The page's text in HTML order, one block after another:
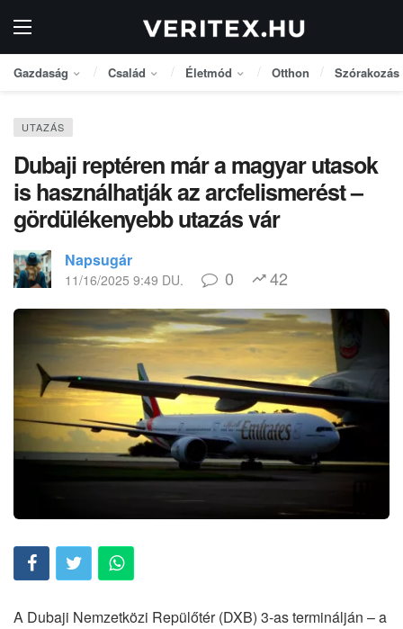
Gazdaság Család Életmód Otthon Szórakozás
UTAZÁS
Dubaji reptéren már a magyar utasok
is használhatják az arcfelismerést –
gördülékenyebb utazás vár
Napsugár
11/16/2025 9:49 DU. 0 42
A Dubaji Nemzetközi Repülőtér (DXB) 3-as terminálján – a